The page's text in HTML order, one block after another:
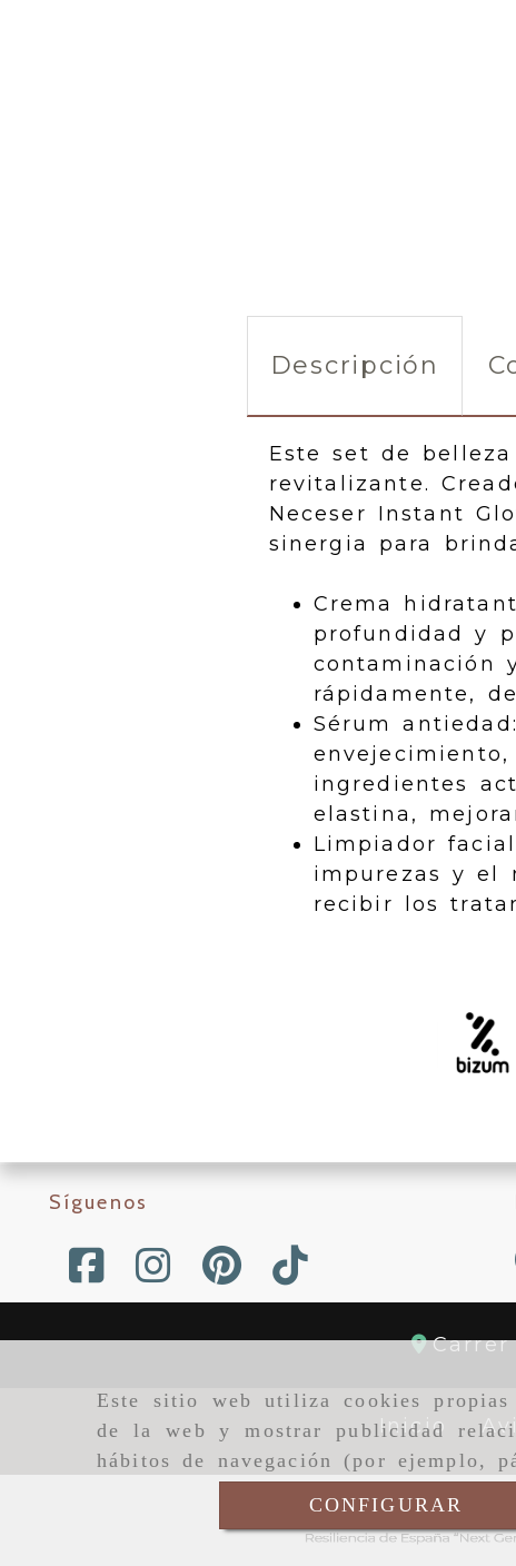
Este sitio web utiliza cookies
de la web y mostrar publicidad
hábitos de navegación (por ejemplo,
CONFIGURAR
Descripción
Este set de
revitalizante.
Neceser Instant
sinergia para
Crema
profundidad y
contaminación
rápidamente,
Sérum
ingredientes
elastina,
Limpiador
impurezas y el
recibir los
Síguenos
Inicio